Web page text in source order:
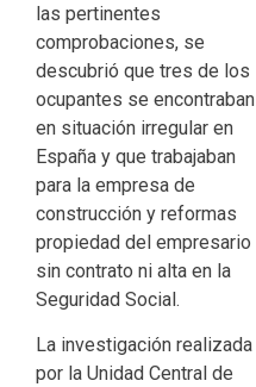
las pertinentes
comprobaciones, se
descubrió que tres de los
ocupantes se encontraban
en situación irregular en
España y que trabajaban
para la empresa de
construcción y reformas
propiedad del empresario
sin contrato ni alta en la
Seguridad Social.
La investigación realizada
por la Unidad Central de